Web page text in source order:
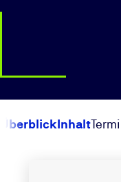
ÜberblickInhalt